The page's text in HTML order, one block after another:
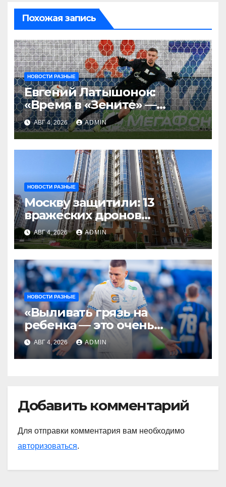
Похожая запись
НОВОСТИ РАЗНЫЕ
Евгений Латышонок:
«Время в «Зените» —
отличный опыт, я
благодарен
Санкт‑Петербургу»
АВГ 4, 2026 ADMIN
НОВОСТИ РАЗНЫЕ
Москву защитили: 13
вражеских дронов
уничтожены за день
АВГ 4, 2026 ADMIN
НОВОСТИ РАЗНЫЕ
«Выливать грязь на
ребенка — это очень
мерзкая история» —
Радимов о ситуации с
сыном Соболева
АВГ 4, 2026 ADMIN
Добавить комментарий
Для отправки комментария вам необходимо
авторизоваться.